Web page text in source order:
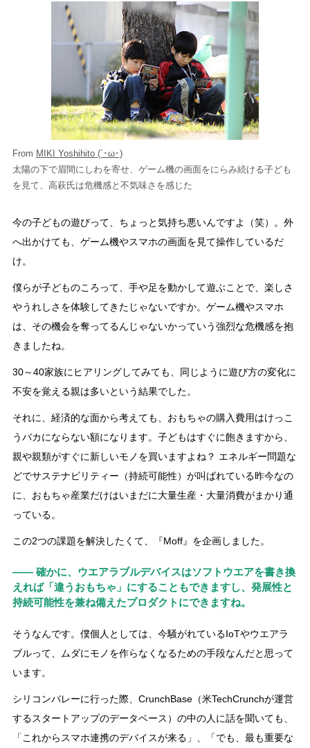
From MIKI Yoshihito (´･ω･)
太陽の下で眉間にしわを寄せ、ゲーム機の画面をにらみ続ける子ども
を見て、高萩氏は危機感と不気味さを感じた
今の子どもの遊びって、ちょっと気持ち悪いんですよ（笑）。外
へ出かけても、ゲーム機やスマホの画面を見て操作しているだ
け。
僕らが子どものころって、手や足を動かして遊ぶことで、楽しさ
やうれしさを体験してきたじゃないですか。ゲーム機やスマホ
は、その機会を奪ってるんじゃないかっていう強烈な危機感を抱
きましたね。
30～40家族にヒアリングしてみても、同じように遊び方の変化に
不安を覚える親は多いという結果でした。
それに、経済的な面から考えても、おもちゃの購入費用はけっこ
うバカにならない額になります。子どもはすぐに飽きますから、
親や親類がすぐに新しいモノを買いますよね？ エネルギー問題な
どでサステナビリティー（持続可能性）が叫ばれている昨今なの
に、おもちゃ産業だけはいまだに大量生産・大量消費がまかり通
っている。
この2つの課題を解決したくて、『Moff』を企画しました。
―― 確かに、ウエアラブルデバイスはソフトウエアを書き換
えれば「違うおもちゃ」にすることもできますし、発展性と
持続可能性を兼ね備えたプロダクトにできますね。
そうなんです。僕個人としては、今騒がれているIoTやウエアラ
ブルって、ムダにモノを作らなくなるための手段なんだと思って
います。
シリコンバレーに行った際、CrunchBase（米TechCrunchが運営
するスタートアップのデータベース）の中の人に話を聞いても、
「これからスマホ連携のデバイスが来る」、「でも、最も重要な